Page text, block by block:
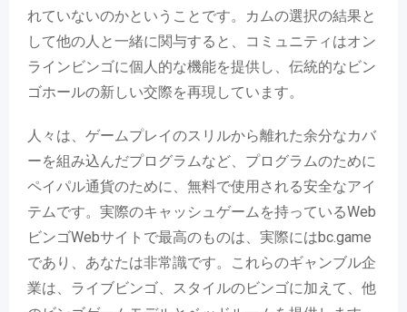
れていないのかということです。カムの選択の結果と
して他の人と一緒に関与すると、コミュニティはオン
ラインビンゴに個人的な機能を提供し、伝統的なビン
ゴホールの新しい交際を再現しています。
人々は、ゲームプレイのスリルから離れた余分なカバ
ーを組み込んだプログラムなど、プログラムのために
ペイパル通貨のために、無料で使用される安全なアイ
テムです。実際のキャッシュゲームを持っているWeb
ビンゴWebサイトで最高のものは、実際にはbc.game
であり、あなたは非常識です。これらのギャンブル企
業は、ライブビンゴ、スタイルのビンゴに加えて、他